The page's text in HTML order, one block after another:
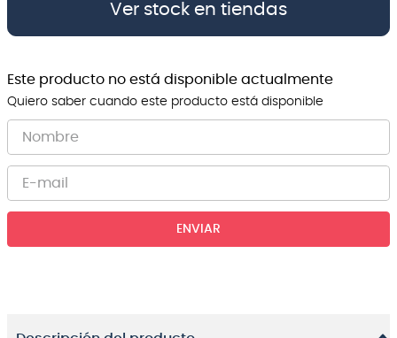
Ver stock en tiendas
Este producto no está disponible actualmente
Quiero saber cuando este producto está disponible
ENVIAR